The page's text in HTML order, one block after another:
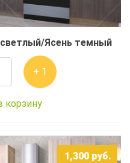
Ясень темный
+ 1
корзину
1,300 руб.